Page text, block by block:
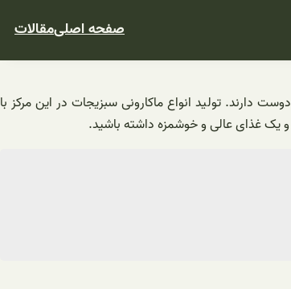
صفحه اصلیمقالات
دارند. تولید انواع ماکارونی سبزیجات در این مرکز با
و یک غذای عالی و خوشمزه داشته باشید.